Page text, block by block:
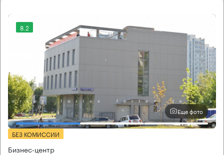
8.2
Еще фото
БЕЗ КОМИССИИ
Бизнес-центр